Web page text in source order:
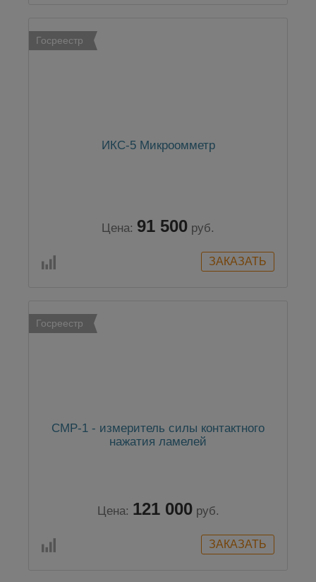
Госреестр
ИКС-5 Микроомметр
Цена: 91 500 руб.
Госреестр
СМР-1 - измеритель силы контактного
нажатия ламелей
Цена: 121 000 руб.